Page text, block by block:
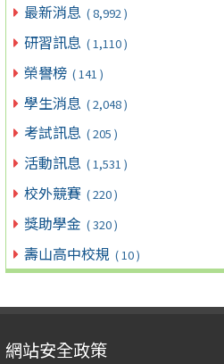
最新消息 ( 8,992 )
研習訊息 ( 1,110 )
榮譽榜 ( 141 )
學生消息 ( 2,048 )
考試訊息 ( 205 )
活動訊息 ( 1,531 )
校外競賽 ( 220 )
獎助學金 ( 320 )
壽山高中校規 ( 10 )
網站安全政策